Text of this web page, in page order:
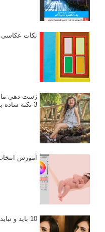
نکات عکاسی
ژست دهی
3 نکته ساده برای بهبود عکاسی پرتره
آموزش
10 باید و نباید در روتوش عکس ها